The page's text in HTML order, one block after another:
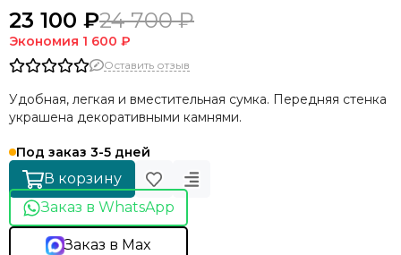
23 100 ₽24 700 ₽
Экономия 1 600 ₽
Оставить отзыв
Удобная, легкая и вместительная сумка. Передняя стенка
украшена декоративными камнями.
Под заказ 3-5 дней
В корзину
Заказ в WhatsApp
Заказ в Max